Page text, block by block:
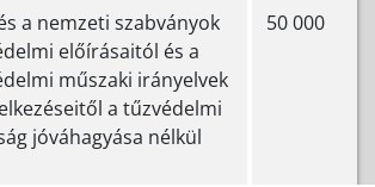
a nemzeti szabványok
előírásaitól és a
műszaki irányelvek
a tűzvédelmi
jóváhagyása nélkül
50 000